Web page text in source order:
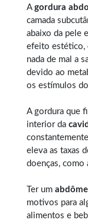
A gordura
camada
abaixo da pele
efeito estético,
nada de mal a
devido ao
os estímulos
A gordura que
interior da
eleva as taxas
doenças, como
Ter um
motivos para
alimentos e